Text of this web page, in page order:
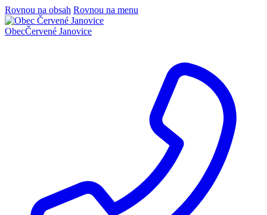
Rovnou na obsah Rovnou na menu
ObecČervené Janovice